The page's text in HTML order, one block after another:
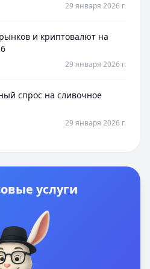
29 января 2026 г.
и криптовалют на
29 января 2026 г.
спрос на сливочное
29 января 2026 г.
услуги